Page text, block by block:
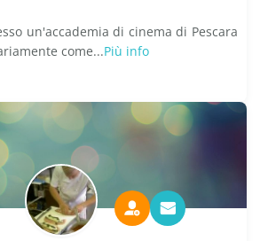
un'accademia di cinema di Pescara
come...Più info